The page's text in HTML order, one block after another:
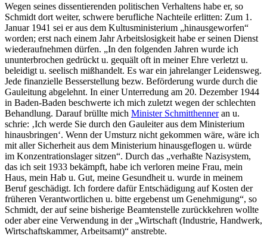
Wegen seines dissentierenden politischen Verhaltens habe er, so
Schmidt dort weiter, schwere berufliche Nachteile erlitten: Zum 1.
Januar 1941 sei er aus dem Kultusministerium „hinausgeworfen“
worden; erst nach einem Jahr Arbeitslosigkeit habe er seinen Dienst
wiederaufnehmen dürfen. „In den folgenden Jahren wurde ich
ununterbrochen gedrückt u. gequält oft in meiner Ehre verletzt u.
beleidigt u. seelisch mißhandelt. Es war ein jahrelanger Leidensweg.
Jede finanzielle Besserstellung bezw. Beförderung wurde durch die
Gauleitung abgelehnt. In einer Unterredung am 20. Dezember 1944
in Baden-Baden beschwerte ich mich zuletzt wegen der schlechten
Behandlung. Darauf brüllte mich Minister Schmitthenneran u.
schrie: ‚Ich werde Sie durch den Gauleiter aus dem Ministerium
hinausbringen‘. Wenn der Umsturz nicht gekommen wäre, wäre ich
mit aller Sicherheit aus dem Ministerium hinausgeflogen u. würde
im Konzentrationslager sitzen“. Durch das „verhaßte Nazisystem,
das ich seit 1933 bekämpft, habe ich verloren meine Frau, mein
Haus, mein Hab u. Gut, meine Gesundheit u. wurde in meinem
Beruf geschädigt. Ich fordere dafür Entschädigung auf Kosten der
früheren Verantwortlichen u. bitte ergebenst um Genehmigung“, so
Schmidt, der auf seine bisherige Beamtenstelle zurückkehren wollte
oder aber eine Verwendung in der „Wirtschaft (Industrie, Handwerk,
Wirtschaftskammer, Arbeitsamt)“ anstrebte.